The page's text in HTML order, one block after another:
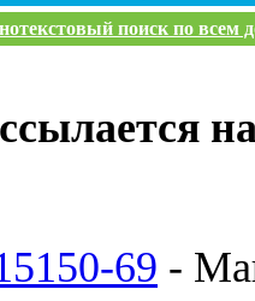
поиск по всем
69 -